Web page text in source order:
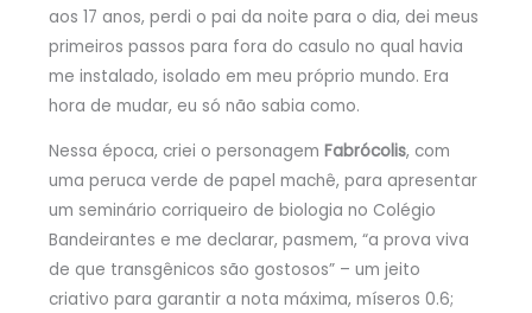
aos 17 anos, perdi o pai da noite para o dia, dei meus
primeiros passos para fora do casulo no qual havia
me instalado, isolado em meu próprio mundo. Era
hora de mudar, eu só não sabia como.
Nessa época, criei o personagem Fabrócolis, com
uma peruca verde de papel machê, para apresentar
um seminário corriqueiro de biologia no Colégio
Bandeirantes e me declarar, pasmem, “a prova viva
de que transgênicos são gostosos” – um jeito
criativo para garantir a nota máxima, míseros 0.6;